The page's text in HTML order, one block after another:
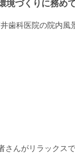
境づくりに務め
さんがリラックス